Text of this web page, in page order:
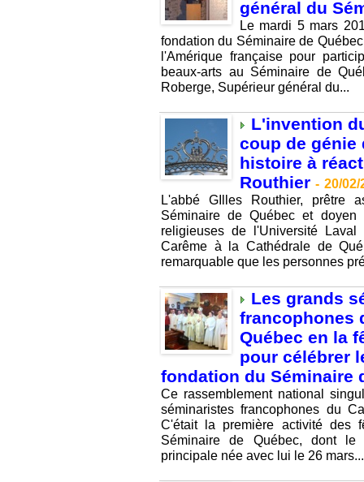
général du
Le mardi 5 mars
fondation du Séminaire de
l'Amérique française pour
beaux-arts au Séminaire de
Roberge, Supérieur général du...
L'invention
coup de génie
histoire à
Routhier - 20/02/
L'abbé GIlles Routhier, prêtre
Séminaire de Québec et
religieuses de l'Université
Carême à la Cathédrale de
remarquable que les personnes
Les grands
francophones
Québec en la
pour célébrer
fondation du Séminaire
Ce rassemblement national
séminaristes francophones du
C'était la première activité des
Séminaire de Québec, dont
principale née avec lui le 26 mars...